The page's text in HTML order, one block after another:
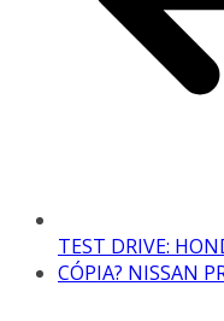
TEST DRIVE:
CÓPIA? NISSAN